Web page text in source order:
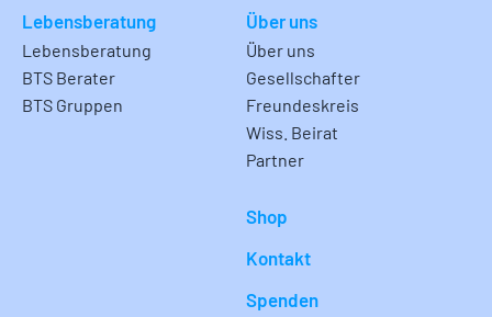
Lebensberatung
Lebensberatung
BTS Berater
BTS Gruppen
Über uns
Über uns
Gesellschafter
Freundeskreis
Wiss. Beirat
Partner
Shop
Kontakt
Spenden